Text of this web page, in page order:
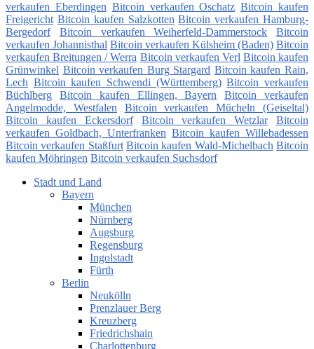
verkaufen Eberdingen Bitcoin verkaufen Oschatz Bitcoin kaufen
Freigericht Bitcoin kaufen Salzkotten Bitcoin verkaufen Hamburg-
Bergedorf
Bitcoin verkaufen Weiherfeld-Dammerstock
Bitcoin
verkaufen Johannisthal Bitcoin verkaufen Külsheim (Baden) Bitcoin
verkaufen Breitungen / Werra Bitcoin verkaufen Verl Bitcoin kaufen
Grünwinkel Bitcoin verkaufen Burg Stargard Bitcoin kaufen Rain,
Lech Bitcoin kaufen Schwendi (Württemberg) Bitcoin verkaufen
Büchlberg
Bitcoin kaufen Ellingen, Bayern
Bitcoin verkaufen
Angelmodde, Westfalen
Bitcoin verkaufen Mücheln (Geiseltal)
Bitcoin kaufen Eckersdorf
Bitcoin verkaufen Wetzlar
Bitcoin
verkaufen Goldbach, Unterfranken Bitcoin kaufen Willebadessen
Bitcoin verkaufen Staßfurt Bitcoin kaufen Wald-Michelbach Bitcoin
kaufen Möhringen Bitcoin verkaufen Suchsdorf
Stadt und Land
Bayern
München
Nürnberg
Augsburg
Regensburg
Ingolstadt
Fürth
Berlin
Neukölln
Prenzlauer Berg
Kreuzberg
Friedrichshain
Charlottenburg